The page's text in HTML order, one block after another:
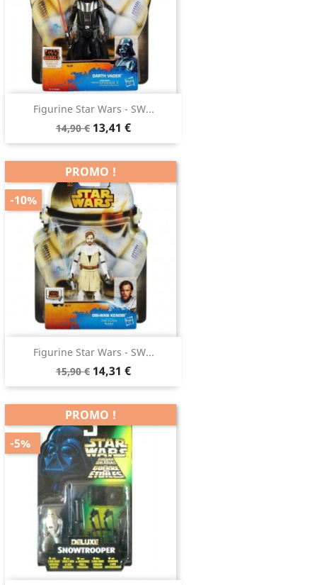
Figurine Star Wars - SW...
14,90 € 13,41 €
Figurine Star Wars - SW...
15,90 € 14,31 €
PROMO !
-10%
PROMO !
-5%